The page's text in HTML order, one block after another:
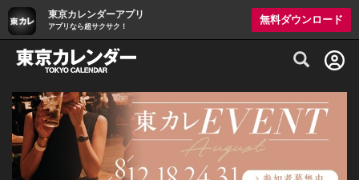
東京カレンダーアプリ
アプリなら超サクサク！
無料ダウンロード
グルメ情報・プレミアムレストラン予約